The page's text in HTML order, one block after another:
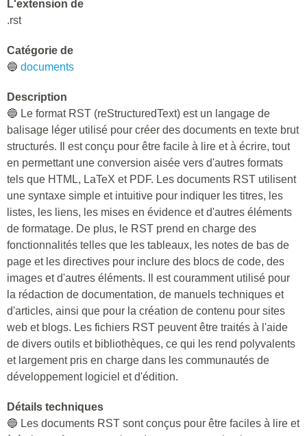
L'extension de
.rst
Catégorie de
🔵 documents
Description
🔵 Le format RST (reStructuredText) est un langage de
balisage léger utilisé pour créer des documents en texte brut
structurés. Il est conçu pour être facile à lire et à écrire, tout
en permettant une conversion aisée vers d'autres formats
tels que HTML, LaTeX et PDF. Les documents RST utilisent
une syntaxe simple et intuitive pour indiquer les titres, les
listes, les liens, les mises en évidence et d'autres éléments
de formatage. De plus, le RST prend en charge des
fonctionnalités telles que les tableaux, les notes de bas de
page et les directives pour inclure des blocs de code, des
images et d'autres éléments. Il est couramment utilisé pour
la rédaction de documentation, de manuels techniques et
d'articles, ainsi que pour la création de contenu pour sites
web et blogs. Les fichiers RST peuvent être traités à l'aide
de divers outils et bibliothèques, ce qui les rend polyvalents
et largement pris en charge dans les communautés de
développement logiciel et d'édition.
Détails techniques
🔵 Les documents RST sont conçus pour être faciles à lire et